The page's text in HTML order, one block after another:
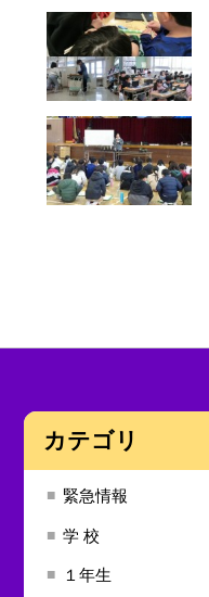
カテゴリ
緊急情報
学 校
１年生